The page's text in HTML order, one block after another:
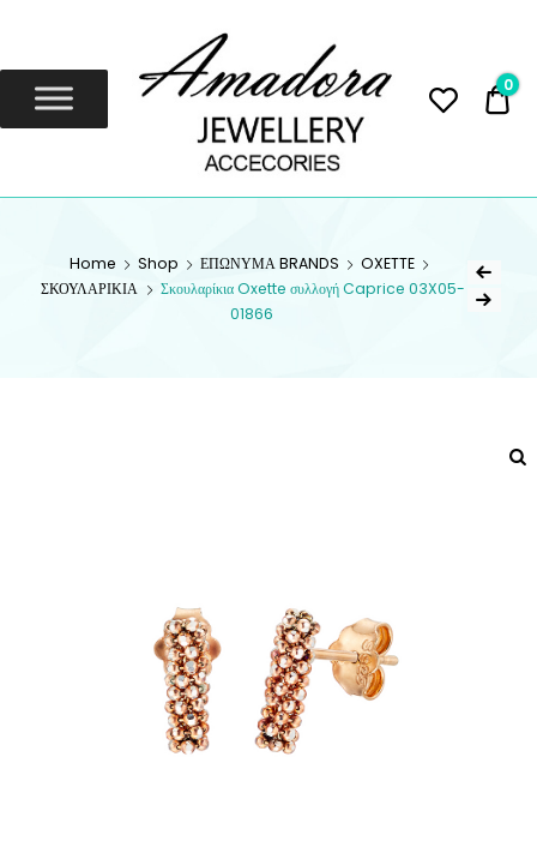
JEWELLERY
0
Home Shop ΕΠΩΝΥΜΑ BRANDS
OXETTE
ΣΚΟΥΛΑΡΙΚΙΑ
Σκουλαρίκια Oxette συλλογή Caprice 03X05-
01866